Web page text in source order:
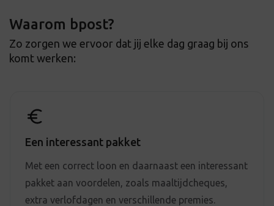
Waarom bpost?
Zo zorgen we ervoor dat jij elke dag graag bij ons
komt werken:
Een interessant pakket
Met een correct loon en daarnaast een interessant
pakket aan voordelen, zoals maaltijdcheques,
extra verlofdagen en verschillende premies.